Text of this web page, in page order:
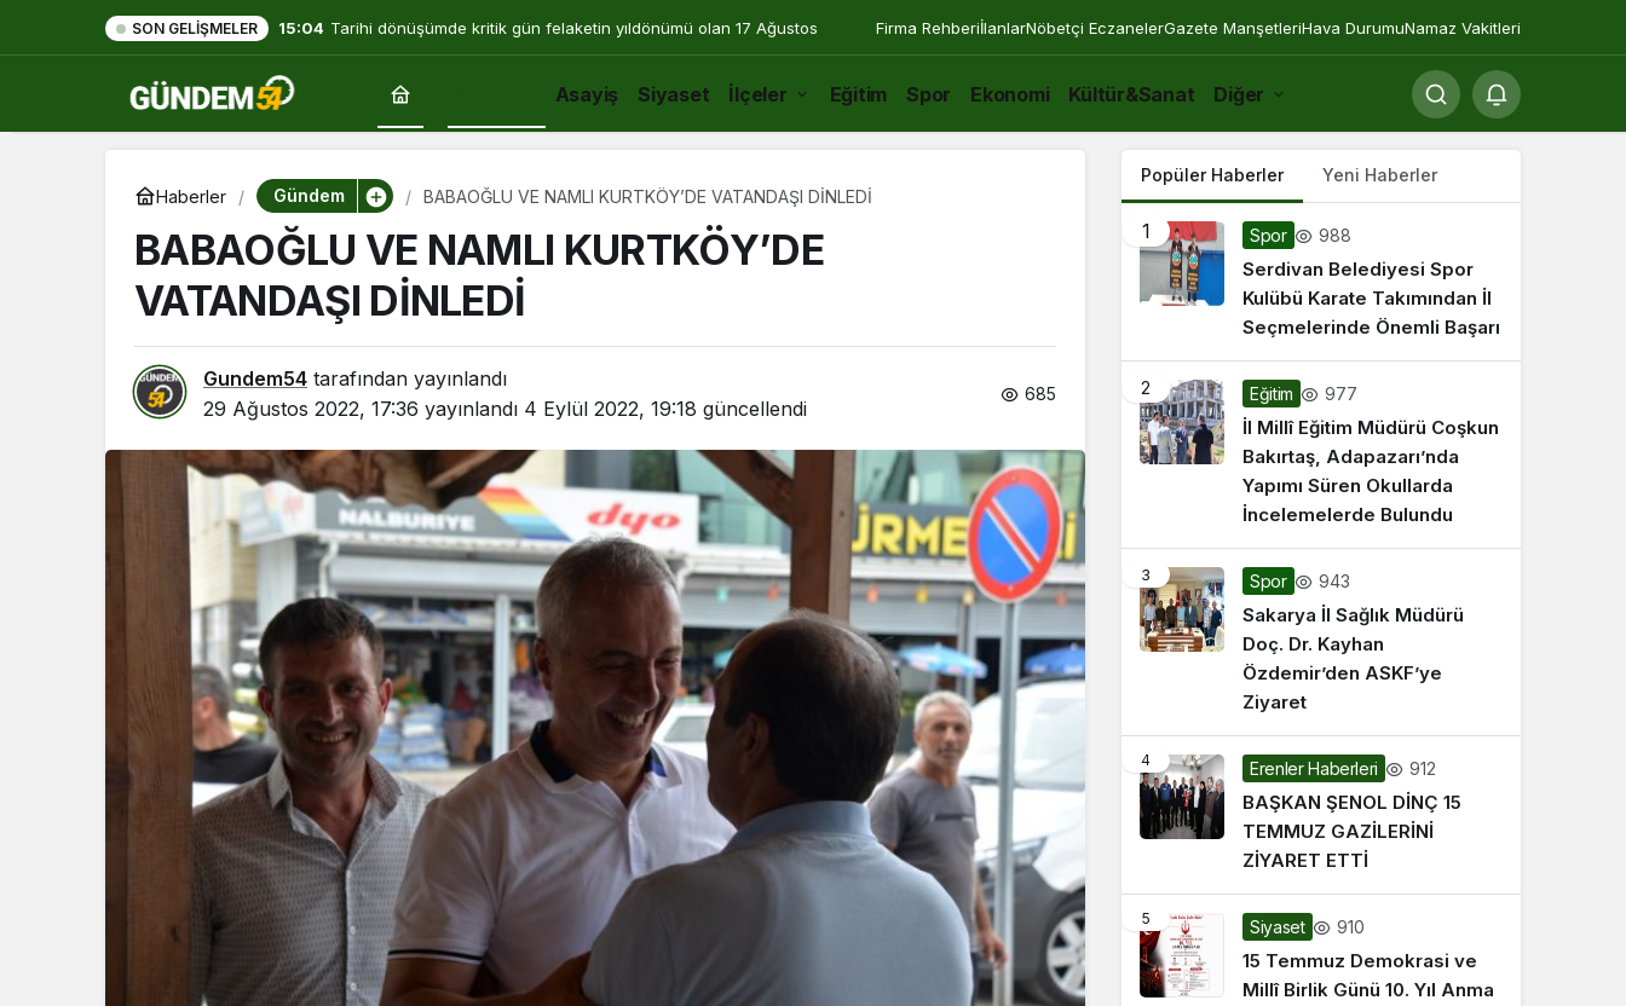
SON GELIŞMELER 15:04 Tarihi dönüşümde kritik gün felaketin yıldönümü olan 17 Ağustos Firma RehberiİlanlarNöbetçi EczanelerGazete ManşetleriHava DurumuNamaz Vakitleri
Asayiş Siyaset İlçeler Eğitim Spor Ekonomi Kültür&Sanat Diğer
Haberler Gündem BABAOĞLU VE NAMLI KURTKÖY’DE VATANDAŞI DİNLEDİ
BABAOĞLU VE NAMLI KURTKÖY’DE
VATANDAŞI DİNLEDİ
Gundem54 tarafından yayınlandı
29 Ağustos 2022, 17:36 yayınlandı 4 Eylül 2022, 19:18 güncellendi
685
Popüler Haberler Yeni Haberler
1 Spor 988
Serdivan Belediyesi Spor
Kulübü Karate Takımından İl
Seçmelerinde Önemli Başarı
2 Eğitim 977
İl Millî Eğitim Müdürü Coşkun
Bakırtaş, Adapazarı’nda
Yapımı Süren Okullarda
İncelemelerde Bulundu
3 Spor 943
Sakarya İl Sağlık Müdürü
Doç. Dr. Kayhan
Özdemir’den ASKF’ye
Ziyaret
4 Erenler Haberleri 912
BAŞKAN ŞENOL DİNÇ 15
TEMMUZ GAZİLERİNİ
ZİYARET ETTİ
5 Siyaset 910
15 Temmuz Demokrasi ve
Millî Birlik Günü 10. Yıl Anma